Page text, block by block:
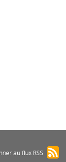
au flux RSS